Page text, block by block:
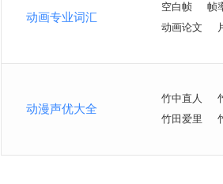
动画专业词汇
空白帧 帧
动画论文
动漫声优大全
竹中直人
竹田爱里